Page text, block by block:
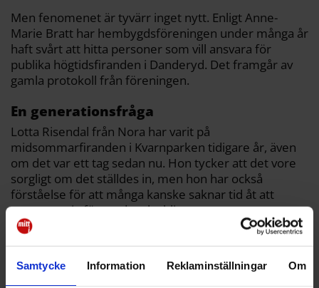
Samtycke Information Reklaminställningar Om
Men fenomenet är tyvärr inget nytt. Enligt Anne-
Marie Bratt har hembygdsföreningen under många år
haft svårt att hitta personer som vill ansvara för
publika högtidsfiranden i Danderyd. Det framgår av
gamla protokoll från föreningen.
En generationsfråga
Lotta Risendal från Nora har varit på
midsommarfiranden i Kvarnparken tidigare år, även
om det var ett tag sedan nu. Hon tycker att det vore
sorgligt om det ställdes in, men hon har också
förståelse för att många kanske saknar tid åt att
engagera sig för att det ska bli av.